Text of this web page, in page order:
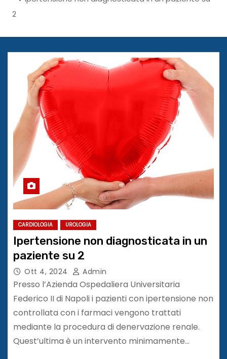
2
CARDIOLOGIA UROLOGIA
Ipertensione non diagnosticata in un
paziente su 2
Ott 4, 2024 Admin
Presso l’Azienda Ospedaliera Universitaria
Federico II di Napoli i pazienti con ipertensione non
controllata con i farmaci vengono trattati
mediante la procedura di denervazione renale.
Quest’ultima è un intervento minimamente…